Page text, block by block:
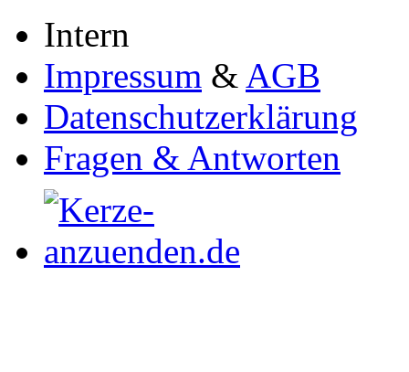
Intern
Impressum & AGB
Datenschutzerklärung
Fragen & Antworten